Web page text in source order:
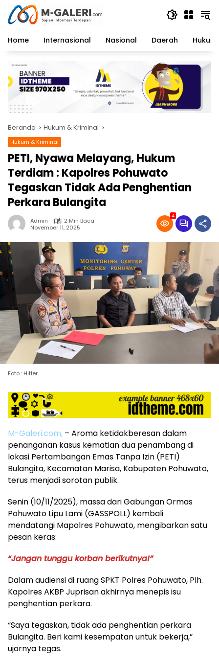
Langsung
konten
Home
Internasional Nasional Daerah
Beranda Hukum & Kriminal
Hukum & Kriminal
PETI, Nyawa Melayang, Hukum
Terdiam : Kapolres Pohuwato
Tegaskan Tidak Ada Penghentian
Perkara Bulangita
Admin
2 Min Baca
November 11, 2025
4
Foto : Hitler.
M-Galeri.com, – Aroma ketidakberesan dalam
penanganan kasus kematian dua penambang di
lokasi Pertambangan Emas Tanpa Izin (PETI)
Bulangita, Kecamatan Marisa, Kabupaten Pohuwato,
terus menjadi sorotan publik.
Senin (10/11/2025), massa dari Gabungan Ormas
Pohuwato Lipu Lami (GASSPOLL) kembali
mendatangi Mapolres Pohuwato, mengibarkan satu
pesan keras:
“Jangan tunggu korban berikutnya!”
Dalam audiensi di ruang SPKT Polres Pohuwato, Plh.
Kapolres AKBP Juprisan akhirnya menepis isu
penghentian perkara.
“Saya tegaskan, tidak ada penghentian perkara
Bulangita. Beri kami kesempatan untuk bekerja,”
ujarnya tegas.